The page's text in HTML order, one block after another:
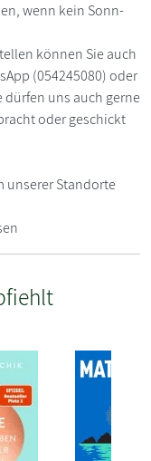
wenn kein Sonn-
können Sie auch
(054245080) oder
dürfen uns auch gerne
oder geschickt
unserer Standorte